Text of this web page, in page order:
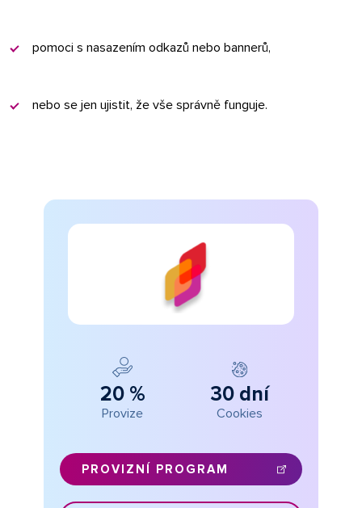
pomoci s nasazením odkazů nebo bannerů,
nebo se jen ujistit, že vše správně funguje.
20 %
Provize
30 dní
Cookies
PROVIZNÍ PROGRAM